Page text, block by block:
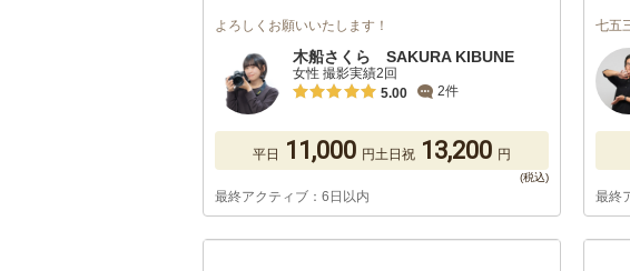
よろしくお願いいたします！
木船さくら SAKURA KIBUNE
女性 撮影実績2回
5.00
2件
平日 11,000 円土日祝 13,200 円
最終アクティブ：6日以内
七五
最終